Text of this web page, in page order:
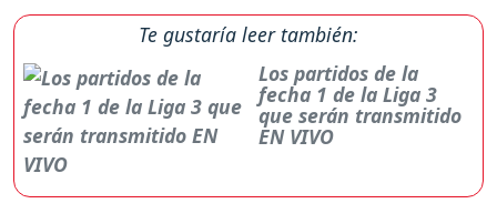
Te gustaría leer también:
Los partidos de la
fecha 1 de la Liga 3
que serán transmitido
EN VIVO